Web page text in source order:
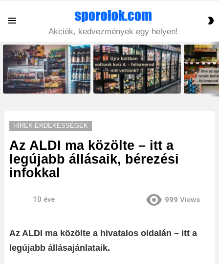
Akciók, kedvezmények egy helyen!
LATEST
STORIES
HÍREK-ÉRDEKESSÉGEK
Az ALDI ma közölte – itt a
legújabb állásaik, bérezési
infokkal
10 éve 999 Views
Az ALDI ma közölte a hivatalos oldalán – itt a
legújabb állásajánlataik.